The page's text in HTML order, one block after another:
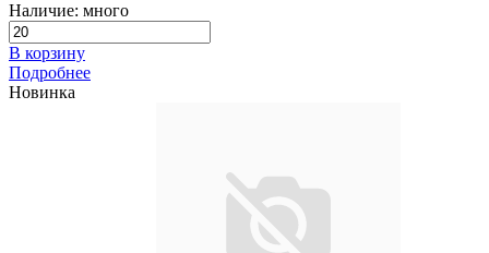
Наличие: много
В корзину
Подробнее
Новинка